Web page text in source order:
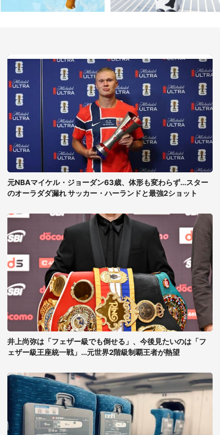
元NBAマイケル・ジョーダン63歳、体形も変わらず...スター
のオーラダダ漏れ サッカー・ハーランドと最強2ショット
井上尚弥は「フェザー級でも倒せる」、今後見たいのは「フ
ェザー級王座統一戦」...元世界2階級制覇王者が熱望